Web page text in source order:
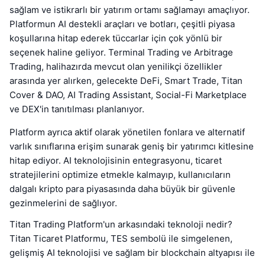
sağlam ve istikrarlı bir yatırım ortamı sağlamayı amaçlıyor.
Platformun AI destekli araçları ve botları, çeşitli piyasa
koşullarına hitap ederek tüccarlar için çok yönlü bir
seçenek haline geliyor. Terminal Trading ve Arbitrage
Trading, halihazırda mevcut olan yenilikçi özellikler
arasında yer alırken, gelecekte DeFi, Smart Trade, Titan
Cover & DAO, AI Trading Assistant, Social-Fi Marketplace
ve DEX'in tanıtılması planlanıyor.
Platform ayrıca aktif olarak yönetilen fonlara ve alternatif
varlık sınıflarına erişim sunarak geniş bir yatırımcı kitlesine
hitap ediyor. AI teknolojisinin entegrasyonu, ticaret
stratejilerini optimize etmekle kalmayıp, kullanıcıların
dalgalı kripto para piyasasında daha büyük bir güvenle
gezinmelerini de sağlıyor.
Titan Trading Platform'un arkasındaki teknoloji nedir?
Titan Ticaret Platformu, TES sembolü ile simgelenen,
gelişmiş AI teknolojisi ve sağlam bir blockchain altyapısı ile